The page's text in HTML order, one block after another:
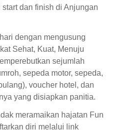
dan finish di Anjungan
dengan mengusung
Sehat, Kuat, Menuju
sejumlah
sepeda motor, sepeda,
voucher hotel, dan
yang disiapkan panitia.
meramaikan hajatan Fun
diri melalui link